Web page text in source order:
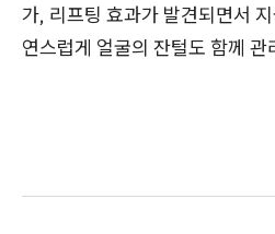
가, 리프팅 효과가 발견되면서
연스럽게 얼굴의 잔털도 함께 관